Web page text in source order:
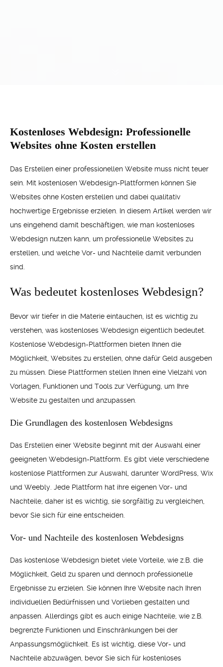
Kostenloses Webdesign: Professionelle
Websites ohne Kosten erstellen
Das Erstellen einer professionellen Website muss nicht teuer
sein. Mit kostenlosen Webdesign-Plattformen können Sie
Websites ohne Kosten erstellen und dabei qualitativ
hochwertige Ergebnisse erzielen. In diesem Artikel werden wir
uns eingehend damit beschäftigen, wie man kostenloses
Webdesign nutzen kann, um professionelle Websites zu
erstellen, und welche Vor- und Nachteile damit verbunden
sind.
Was bedeutet kostenloses Webdesign?
Bevor wir tiefer in die Materie eintauchen, ist es wichtig zu
verstehen, was kostenloses Webdesign eigentlich bedeutet.
Kostenlose Webdesign-Plattformen bieten Ihnen die
Möglichkeit, Websites zu erstellen, ohne dafür Geld ausgeben
zu müssen. Diese Plattformen stellen Ihnen eine Vielzahl von
Vorlagen, Funktionen und Tools zur Verfügung, um Ihre
Website zu gestalten und anzupassen.
Die Grundlagen des kostenlosen Webdesigns
Das Erstellen einer Website beginnt mit der Auswahl einer
geeigneten Webdesign-Plattform. Es gibt viele verschiedene
kostenlose Plattformen zur Auswahl, darunter WordPress, Wix
und Weebly. Jede Plattform hat ihre eigenen Vor- und
Nachteile, daher ist es wichtig, sie sorgfältig zu vergleichen,
bevor Sie sich für eine entscheiden.
Vor- und Nachteile des kostenlosen Webdesigns
Das kostenlose Webdesign bietet viele Vorteile, wie z.B. die
Möglichkeit, Geld zu sparen und dennoch professionelle
Ergebnisse zu erzielen. Sie können Ihre Website nach Ihren
individuellen Bedürfnissen und Vorlieben gestalten und
anpassen. Allerdings gibt es auch einige Nachteile, wie z.B.
begrenzte Funktionen und Einschränkungen bei der
Anpassungsmöglichkeit. Es ist wichtig, diese Vor- und
Nachteile abzuwägen, bevor Sie sich für kostenloses